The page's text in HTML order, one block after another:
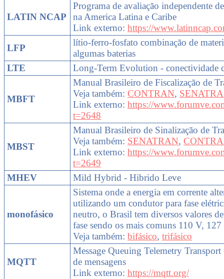
LATIN NCAP
Programa de avaliação independente
na America Latina e Caribe
Link externo: https://
LFP
lítio-ferro-fosfato combinação de
algumas baterias
LTE
Long-Term Evolution - conectividade
MBFT
Manual Brasileiro de Fiscalização de
Veja também: CONTRAN,
Link externo: https://
t=2648
MBST
Manual Brasileiro de Sinalização de
Veja também: SENATRAN,
Link externo: https://
t=2649
MHEV
Mild Hybrid - Hibrido Leve
monofásico
Sistema onde a energia em corrente
utilizando um condutor para fase
neutro, o Brasil tem diversos valores
fase sendo os mais comuns 110 V,
Veja também: bifásico, trifásico
MQTT
Message Queuing Telemetry
de mensagens
Link externo: https://mqtt.org/